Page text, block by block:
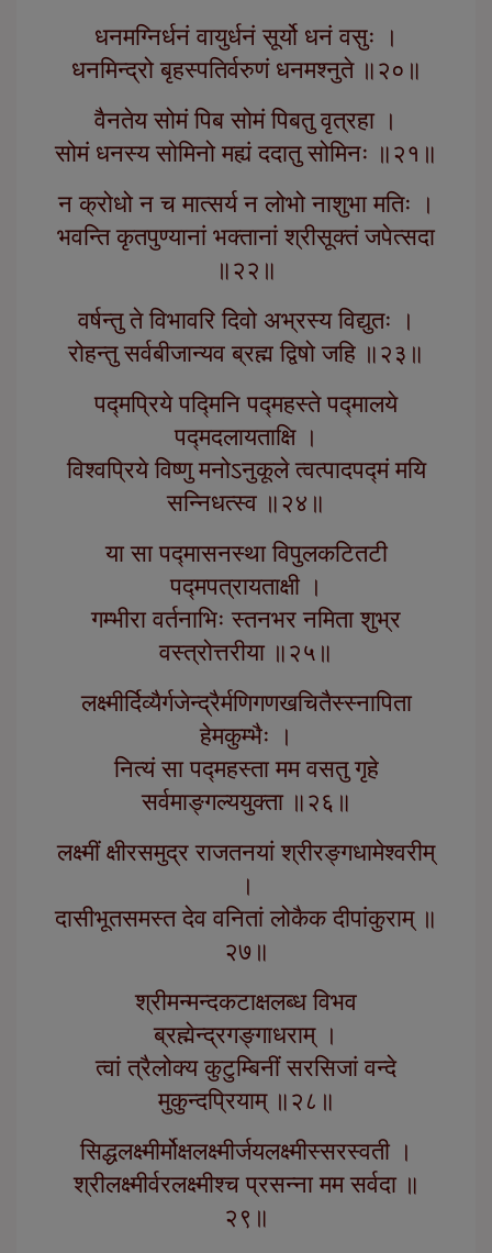
धनमग्निर्धनं वायुर्धनं सूर्यो धनं वसुः ।
धनमिन्द्रो बृहस्पतिर्वरुणं धनमश्नुते ॥२०॥
वैनतेय सोमं पिब सोमं पिबतु वृत्रहा ।
सोमं धनस्य सोमिनो मह्यं ददातु सोमिनः ॥२१॥
न क्रोधो न च मात्सर्य न लोभो नाशुभा मतिः ।
भवन्ति कृतपुण्यानां भक्तानां श्रीसूक्तं जपेत्सदा
॥२२॥
वर्षन्तु ते विभावरि दिवो अभ्रस्य विद्युतः ।
रोहन्तु सर्वबीजान्यव ब्रह्म द्विषो जहि ॥२३॥
पद्मप्रिये पद्मिनि पद्महस्ते पद्मालये
पद्मदलायताक्षि ।
विश्वप्रिये विष्णु मनोऽनुकूले त्वत्पादपद्मं मयि
सन्निधत्स्व ॥२४॥
या सा पद्मासनस्था विपुलकटितटी
पद्मपत्रायताक्षी ।
गम्भीरा वर्तनाभिः स्तनभर नमिता शुभ्र
वस्त्रोत्तरीया ॥२५॥
लक्ष्मीर्दिव्यैर्गजेन्द्रैर्मणिगणखचितैस्स्नापिता
हेमकुम्भैः ।
नित्यं सा पद्महस्ता मम वसतु गृहे
सर्वमाङ्गल्ययुक्ता ॥२६॥
लक्ष्मीं क्षीरसमुद्र राजतनयां श्रीरङ्गधामेश्वरीम्
।
दासीभूतसमस्त देव वनितां लोकैक दीपांकुराम् ॥
२७॥
श्रीमन्मन्दकटाक्षलब्ध विभव
ब्रह्मेन्द्रगङ्गाधराम् ।
त्वां त्रैलोक्य कुटुम्बिनीं सरसिजां वन्दे
मुकुन्दप्रियाम् ॥२८॥
सिद्धलक्ष्मीर्मोक्षलक्ष्मीर्जयलक्ष्मीस्सरस्वती ।
श्रीलक्ष्मीर्वरलक्ष्मीश्च प्रसन्ना मम सर्वदा ॥
२९॥